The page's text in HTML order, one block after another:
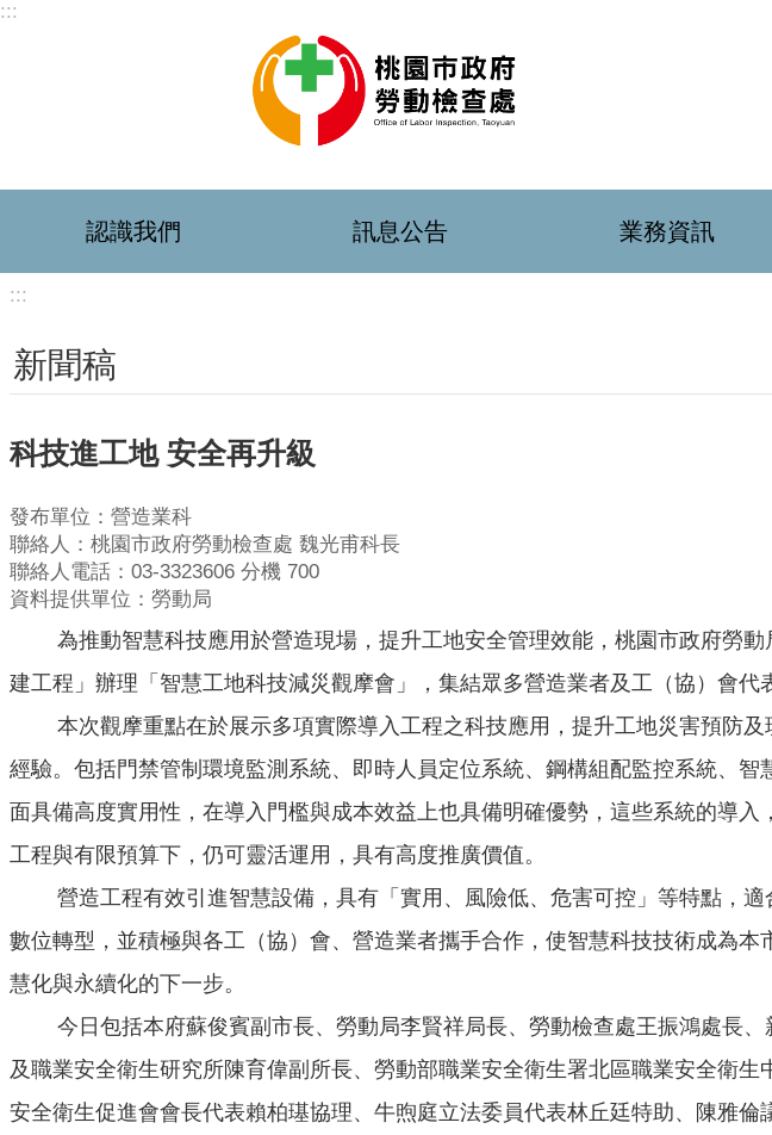
跳到主要內容區塊
:::
認識我們 訊息公告 業務資訊
:::
新聞稿
科技進工地 安全再升級
發布單位：營造業科
聯絡人：桃園市政府勞動檢查處 魏光甫科長
聯絡人電話：03-3323606 分機 700
資料提供單位：勞動局
為推動智慧科技應用於營造現場，提升工地安全管理效能，桃園市政府勞動
建工程」辦理「智慧工地科技減災觀摩會」，集結眾多營造業者及工（協）會代
本次觀摩重點在於展示多項實際導入工程之科技應用，提升工地災害預防及
經驗。包括門禁管制環境監測系統、即時人員定位系統、鋼構組配監控系統、
面具備高度實用性，在導入門檻與成本效益上也具備明確優勢，這些系統的導
工程與有限預算下，仍可靈活運用，具有高度推廣價值。
營造工程有效引進智慧設備，具有「實用、風險低、危害可控」等特點，適
數位轉型，並積極與各工（協）會、營造業者攜手合作，使智慧科技技術成為
慧化與永續化的下一步。
今日包括本府蘇俊賓副市長、勞動局李賢祥局長、勞動檢查處王振鴻處長、
及職業安全衛生研究所陳育偉副所長、勞動部職業安全衛生署北區職業安全衛
安全衛生促進會會長代表賴柏璂協理、牛煦庭立法委員代表林丘廷特助、陳雅